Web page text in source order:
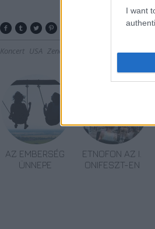
I want
Koncert USA Zene
AZ EMBERSÉG
ÜNNEPE
ETNOFON AZ I.
ONIFESZT-EN